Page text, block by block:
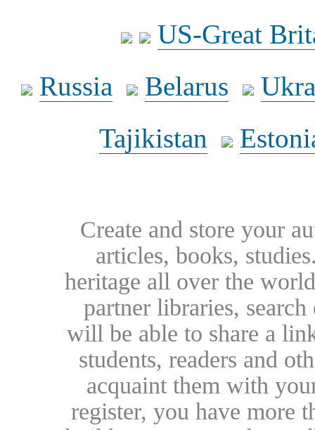
US-Great
Russia
Belarus
Tajikistan
Create and store your
articles, books,
heritage all over the
partner libraries,
will be able to share a
students, readers and
acquaint them with
register, you have more